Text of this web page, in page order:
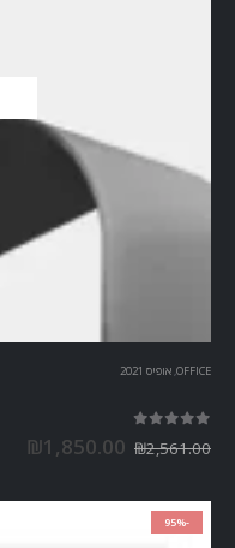
OFFICE
, אופיס 2021
₪2,561.00
₪1,850.00
-95%